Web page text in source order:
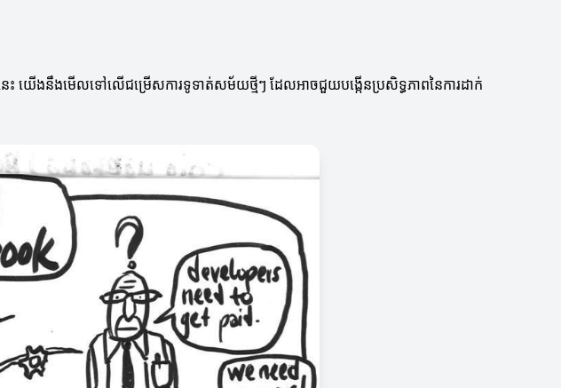
ះ យើងនឹងមើលទៅលើជម្រើសការទូទាត់សម័យថ្មីៗ ដែលអាចជួយបង្កើនប្រសិទ្ធភាពនៃការដាក់